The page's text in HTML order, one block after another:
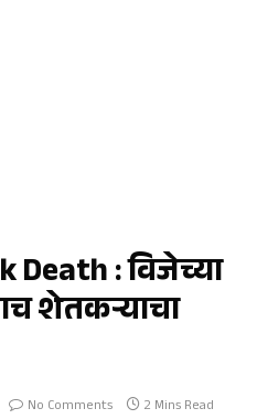
Death : विजेच्या
शेतकऱ्याचा
No Comments 2 Mins Read